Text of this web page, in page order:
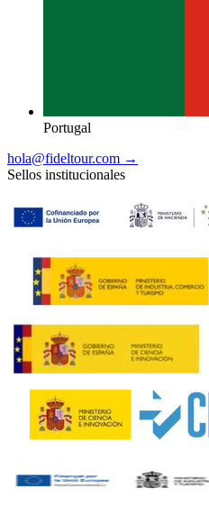
Portugal
hola@fideltour.com →
Sellos institucionales